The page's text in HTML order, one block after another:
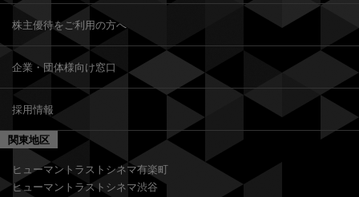
株主優待をご利用の方へ
企業・団体様向け窓口
採用情報
関東地区
ヒューマントラストシネマ有楽町
ヒューマントラストシネマ渋谷